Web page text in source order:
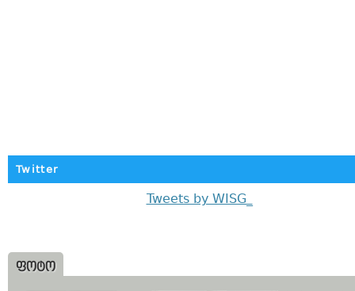
Twitter
Tweets by WISG_
ᲤᲝᲢᲝ